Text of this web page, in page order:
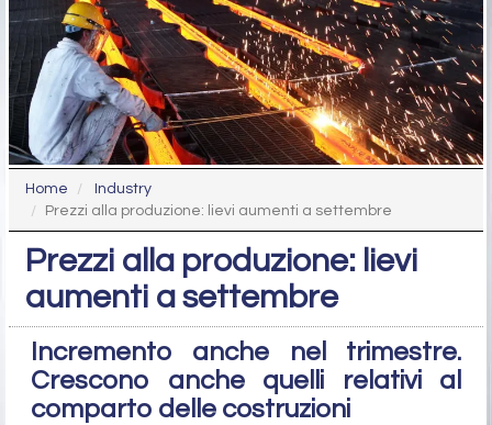
Home
Industry
Prezzi alla produzione: lievi aumenti a settembre
Prezzi alla produzione: lievi
aumenti a settembre
Incremento anche nel trimestre.
Crescono anche quelli relativi al
comparto delle costruzioni